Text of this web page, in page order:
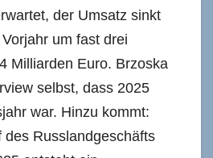
der Umsatz sinkt
um fast drei
Milliarden Euro. Brzoska
selbst, dass 2025
war. Hinzu kommt:
des Russlandgeschäfts